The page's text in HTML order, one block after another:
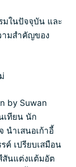
มในปัจจุบัน และ
ามสำคัญของ
by Suwan
เทียน นัก
นำเสนอเก้าอี้
ค์ เปรียบเสมือน
สันแต่งแต้มอัต